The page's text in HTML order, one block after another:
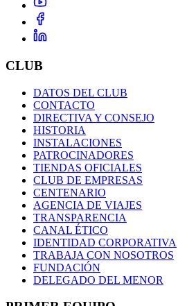
CLUB
DATOS DEL CLUB
CONTACTO
DIRECTIVA Y CONSEJO
HISTORIA
INSTALACIONES
PATROCINADORES
TIENDAS OFICIALES
CLUB DE EMPRESAS
CENTENARIO
AGENCIA DE VIAJES
TRANSPARENCIA
CANAL ÉTICO
IDENTIDAD CORPORATIVA
TRABAJA CON NOSOTROS
FUNDACIÓN
DELEGADO DEL MENOR